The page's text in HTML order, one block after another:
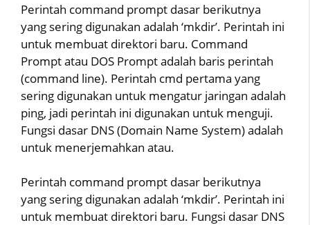
Perintah command prompt dasar berikutnya
yang sering digunakan adalah ‘mkdir’. Perintah ini
untuk membuat direktori baru. Command
Prompt atau DOS Prompt adalah baris perintah
(command line). Perintah cmd pertama yang
sering digunakan untuk mengatur jaringan adalah
ping, jadi perintah ini digunakan untuk menguji.
Fungsi dasar DNS (Domain Name System) adalah
untuk menerjemahkan atau.
Perintah command prompt dasar berikutnya
yang sering digunakan adalah ‘mkdir’. Perintah ini
untuk membuat direktori baru. Fungsi dasar DNS